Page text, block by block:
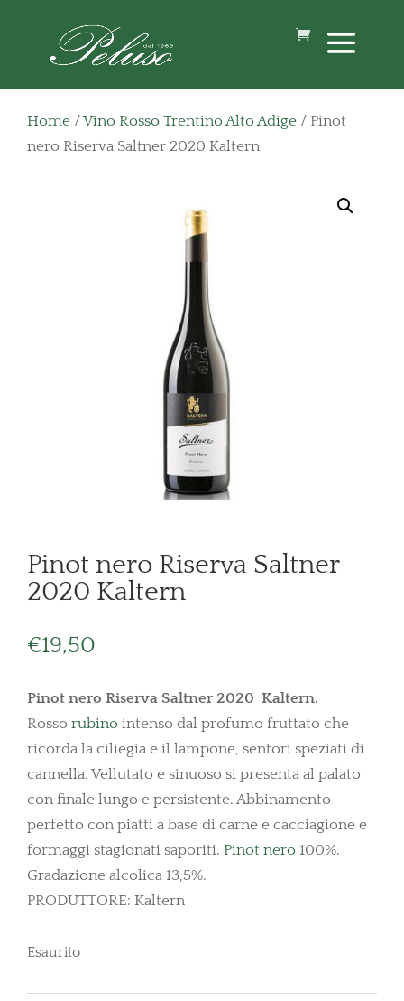
Home /Vino Rosso Trentino Alto Adige / Pinot
nero Riserva Saltner 2020 Kaltern
Pinot nero Riserva Saltner
2020 Kaltern
€19,50
Pinot nero Riserva Saltner 2020 Kaltern.
Rosso rubino intenso dal profumo fruttato che
ricorda la ciliegia e il lampone, sentori speziati di
cannella. Vellutato e sinuoso si presenta al palato
con finale lungo e persistente. Abbinamento
perfetto con piatti a base di carne e cacciagione e
formaggi stagionati saporiti. Pinot nero 100%.
Gradazione alcolica 13,5%.
PRODUTTORE: Kaltern
Esaurito